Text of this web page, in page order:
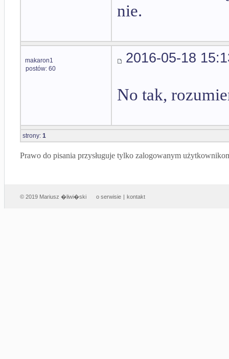
nie.
makaron1
postów: 60
2016-05-18
No tak,
strony: 1
Prawo do pisania przysługuje tylko zalogowanym
© 2019 Mariusz �liwi�ski o serwisie | kontakt